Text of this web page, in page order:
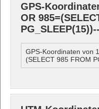
GPS-
OR
PG_SLEEP(15))--
GPS-Koordinaten von
(SELECT 985 FROM